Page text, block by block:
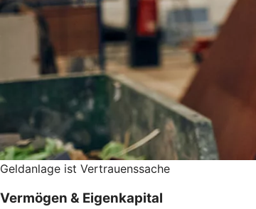
Geldanlage ist Vertrauenssache
Vermögen & Eigenkapital